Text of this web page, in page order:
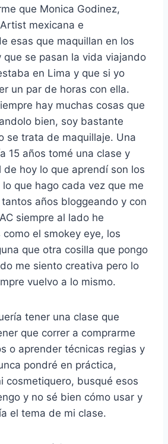
que Monica Godinez,
mexicana e
esas que maquillan en los
que se pasan la vida viajando
en Lima y que si yo
un par de horas con ella.
hay muchas cosas que
bien, soy bastante
se trata de maquillaje. Una
15 años tomé una clase y
de hoy lo que aprendí son los
que hago cada vez que me
años bloggeando y con
siempre al lado he
el smokey eye, los
que otra cosilla que pongo
me siento creativa pero lo
vuelvo a lo mismo.
tener una clase que
que correr a comprarme
o aprender técnicas regias y
pondré en práctica,
cosmetiquero, busqué esos
y no sé bien cómo usar y
el tema de mi clase.